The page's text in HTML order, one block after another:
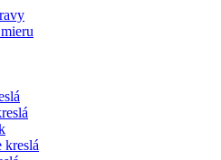
kreslá